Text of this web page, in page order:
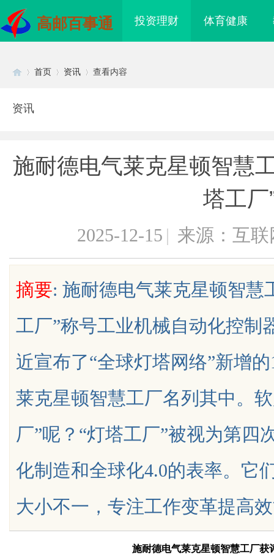
高邮百事通 投资理财 体育健康
uz
首页 资讯 查看内容
资讯
施耐德电气莱克星顿智慧
塔工厂
2025-12-15 | 来源：互联
摘要: 施耐德电气莱克星顿智慧
工厂”称号工业机械自动化控制
近宣布了“全球灯塔网络”新增
莱克星顿智慧工厂名列其中。
厂”呢？“灯塔工厂”被视为第四
化制造和全球化4.0的表率。它
大小不一，专注工作变革提高
施耐德电气莱克星顿智慧工厂获
输送解决方案